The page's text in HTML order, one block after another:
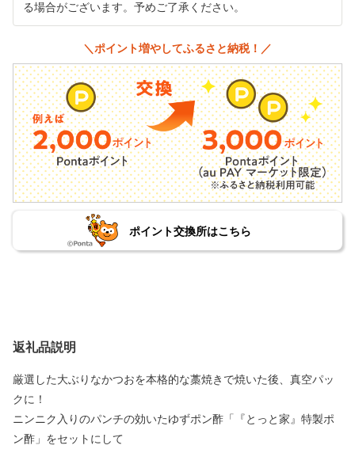
る場合がございます。予めご了承ください。
＼ポイント増やしてふるさと納税！／
ポイント交換所はこちら
返礼品説明
厳選した大ぶりなかつおを本格的な藁焼きで焼いた後、真空パッ
クに！
ニンニク入りのパンチの効いたゆずポン酢「『とっと家』特製ポ
ン酢」をセットにして